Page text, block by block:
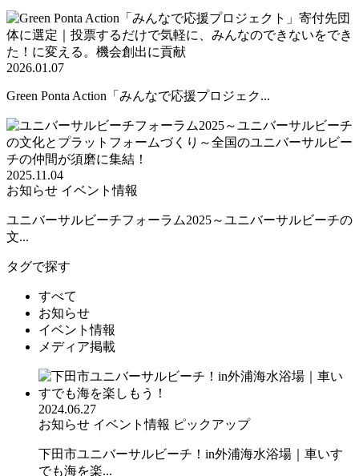
2026.01.07
Green Ponta Action「みんなで応援プロジェク...
2025.11.04
お知らせ イベント情報
ユニバーサルビーチフォーラム2025～ユニバーサルビーチの
文...
タグで探す
すべて
お知らせ
イベント情報
メディア掲載
2024.06.27
お知らせ イベント情報 ピックアップ
下田市ユニバーサルビーチ！in外浦海水浴場｜車いす
でも海を楽...